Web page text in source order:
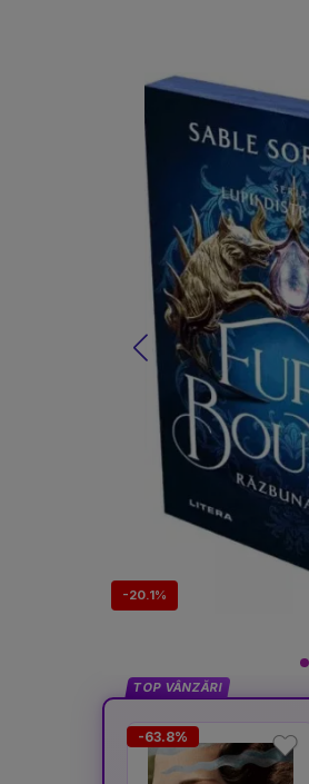
-20.1%
TOP VÂNZĂRI
-63.8%